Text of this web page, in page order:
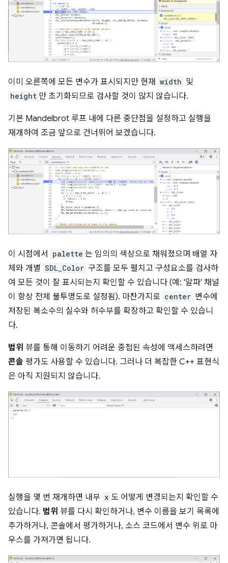
이미 오른쪽에 모든 변수가 표시되지만 현재 width 및
height 만 초기화되므로 검사할 것이 많지 않습니다.
기본 Mandelbrot 루프 내에 다른 중단점을 설정하고 실행을
재개하여 조금 앞으로 건너뛰어 보겠습니다.
이 시점에서 palette 는 임의의 색상으로 채워졌으며 배열 자
체와 개별 SDL_Color 구조를 모두 펼치고 구성요소를 검사하
여 모든 것이 잘 표시되는지 확인할 수 있습니다 (예: '알파' 채널
이 항상 전체 불투명도로 설정됨). 마찬가지로 center 변수에
저장된 복소수의 실수와 허수부를 확장하고 확인할 수 있습니
다.
범위 뷰를 통해 이동하기 어려운 중첩된 속성에 액세스하려면
콘솔 평가도 사용할 수 있습니다. 그러나 더 복잡한 C++ 표현식
은 아직 지원되지 않습니다.
실행을 몇 번 재개하면 내부 x 도 어떻게 변경되는지 확인할 수
있습니다. 범위 뷰를 다시 확인하거나, 변수 이름을 보기 목록에
추가하거나, 콘솔에서 평가하거나, 소스 코드에서 변수 위로 마
우스를 가져가면 됩니다.